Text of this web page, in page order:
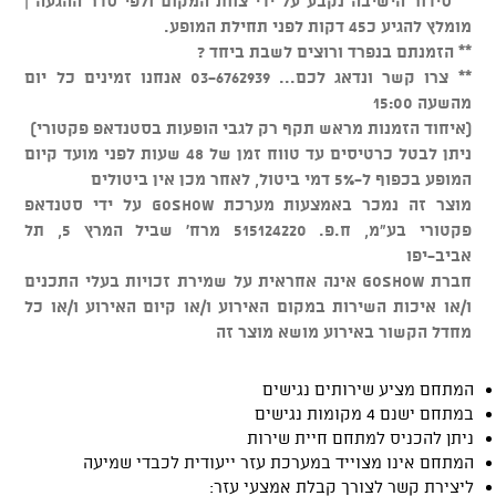
מומלץ להגיע כ45 דקות לפני תחילת המופע.
** הזמנתם בנפרד ורוצים לשבת ביחד ?
** צרו קשר ונדאג לכם... 03-6762939 אנחנו זמינים כל יום
מהשעה 15:00
(איחוד הזמנות מראש תקף רק לגבי הופעות בסטנדאפ פקטורי)
ניתן לבטל כרטיסים עד טווח זמן של 48 שעות לפני מועד קיום
המופע בכפוף ל-5% דמי ביטול, לאחר מכן אין ביטולים
מוצר זה נמכר באמצעות מערכת GOSHOW על ידי סטנדאפ
פקטורי בע"מ, ח.פ. 515124220 מרח' שביל המרץ 5, תל
אביב-יפו
חברת GOSHOW אינה אחראית על שמירת זכויות בעלי התכנים
ו/או איכות השירות במקום האירוע ו/או קיום האירוע ו/או כל
מחדל הקשור באירוע מושא מוצר זה
המתחם מציע שירותים נגישים
במתחם ישנם 4 מקומות נגישים
ניתן להכניס למתחם חיית שירות
המתחם אינו מצוייד במערכת עזר ייעודית לכבדי שמיעה
ליצירת קשר לצורך קבלת אמצעי עזר: